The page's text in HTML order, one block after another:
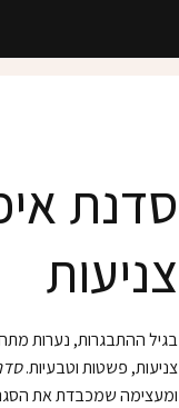
סדנת
צניעות
בגיל ההתבגרות, נערות
צניעות, פשטות וטבעיות.
ומעצימה שמכבדת את